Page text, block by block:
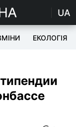
UA
ЕКОЛОГІЯ